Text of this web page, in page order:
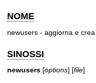
NOME
newusers - aggiorna e
SINOSSI
newusers [options] [file]